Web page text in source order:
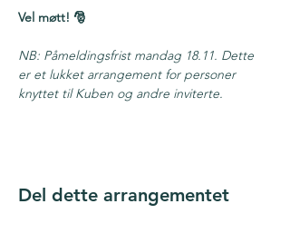
Vel møtt! 🎅
NB: Påmeldingsfrist mandag 18.11. Dette
er et lukket arrangement for personer
knyttet til Kuben og andre inviterte.
Del dette arrangementet